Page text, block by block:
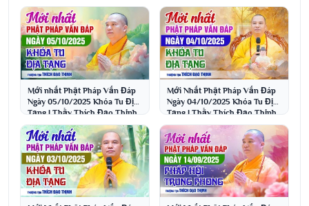
Mới nhất Phật Pháp Vấn Đáp
Ngày 05/10/2025 Khóa Tu Địa
Tạng | Thầy Thích Đạo Thịnh
Mới Nhất Phật Pháp Vấn Đáp
Ngày 04/10/2025 Khóa Tu Địa
Tạng | Thầy Thích Đạo Thịnh